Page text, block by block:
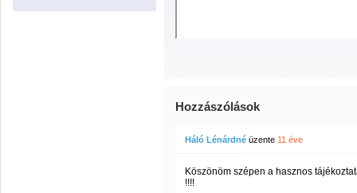
Hozzászólások
Háló Lénárdné üzente 11 éve
Köszönöm szépen a hasznos
!!!!